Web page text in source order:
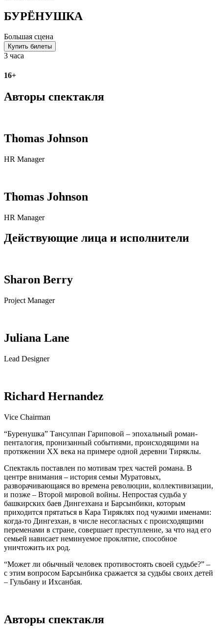
БУРЁНУШКА
Большая сцена
Купить билеты
3 часа
16+
Авторы спектакля
Thomas Johnson
HR Manager
Thomas Johnson
HR Manager
Действующие лица и исполнители
Sharon Berry
Project Manager
Juliana Lane
Lead Designer
Richard Hernandez
Vice Chairman
“Буренушка” Тансулпан Гариповой – эпохальный роман-
пенталогия, пронизанный событиями, происходящими на
протяжении ХХ века на примере одной деревни Тиряклы.
Спектакль поставлен по мотивам трех частей романа. В
центре внимания – история семьи Муратовых,
разворачивающаяся во времена революции, коллективизации,
и позже – Второй мировой войны. Непростая судьба у
башкирских баев Дингезхана и Барсынбики, которым
приходится прятаться в Кара Тиряклях под чужими именами:
когда-то Дингезхан, в числе несогласных с происходящими
переменами в стране, совершает преступление, за что над его
семьей нависает неминуемое проклятие, способное
уничтожить их род.
“Может ли обычный человек противостоять своей судьбе?” –
с этим вопросом Барсынбика сражается за судьбы своих детей
– Гульбану и Ихсанбая.
Авторы спектакля